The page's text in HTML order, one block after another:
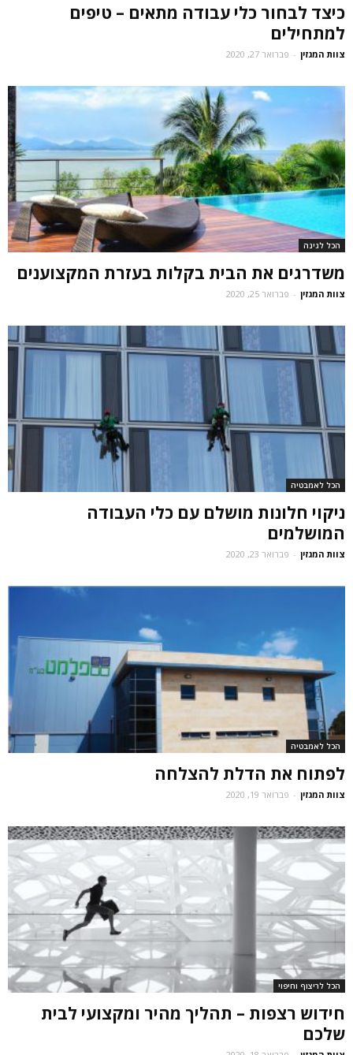
כיצד לבחור כלי עבודה מתאים – טיפים
למתחילים
צוות המגזין - פברואר 27, 2020
הכל לגינה
משדרגים את הבית בקלות בעזרת המקצוענים
צוות המגזין - פברואר 25, 2020
הכל לאמבטיה
ניקוי חלונות מושלם עם כלי העבודה
המושלמים
צוות המגזין - פברואר 23, 2020
הכל לאמבטיה
לפתוח את הדלת להצלחה
צוות המגזין - פברואר 19, 2020
הכל לריצוף וחיפוי
חידוש רצפות – תהליך מהיר ומקצועי לבית
שלכם